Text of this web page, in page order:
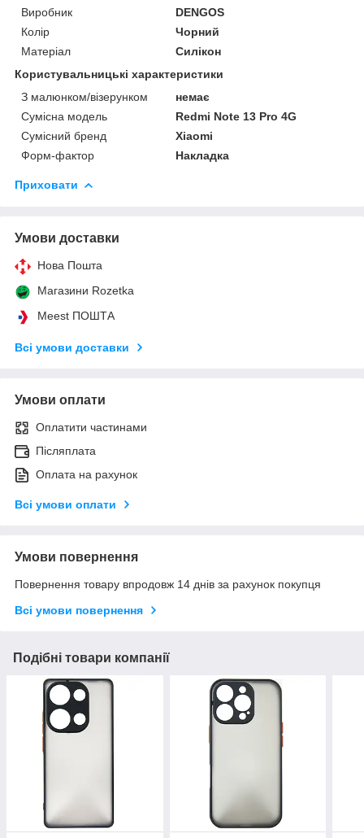
Виробник
DENGOS
Колір
Чорний
Матеріал
Силікон
Користувальницькі характеристики
З малюнком/візерунком
немає
Сумісна модель
Redmi Note 13 Pro 4G
Сумісний бренд
Xiaomi
Форм-фактор
Накладка
Приховати
Умови доставки
Нова Пошта
Магазини Rozetka
Meest ПОШТА
Всі умови доставки
Умови оплати
Оплатити частинами
Післяплата
Оплата на рахунок
Всі умови оплати
Умови повернення
Повернення товару впродовж 14 днів за рахунок покупця
Всі умови повернення
Подібні товари компанії